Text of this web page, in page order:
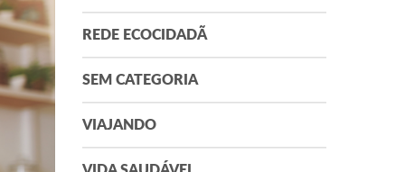
REDE ECOCIDADÃ
SEM CATEGORIA
VIAJANDO